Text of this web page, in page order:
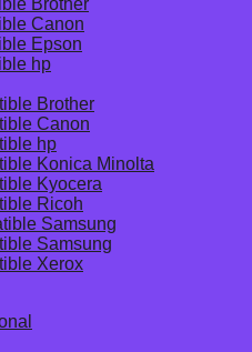
Brother
Canon
Epson
hp
Brother
Canon
hp
Konica Minolta
Kyocera
Ricoh
Samsung
Samsung
Xerox